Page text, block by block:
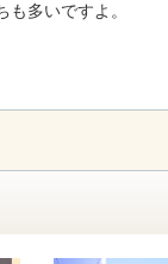
多いですよ。